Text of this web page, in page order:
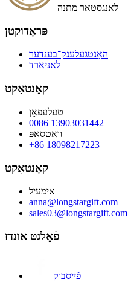
לאנגסטאר מתנה
פּראָדוקטן
האַנטגעלענק־בענדער
לאַניאַרד
קאָנטאַקט
טעלעפאָן
0086 13903031442
וואַטסאַפּ
+86 18098217223
קאָנטאַקט
אימעיל
anna@longstargift.com
sales03@longstargift.com
פֿאָלגט אונדז
פֿייסבוק